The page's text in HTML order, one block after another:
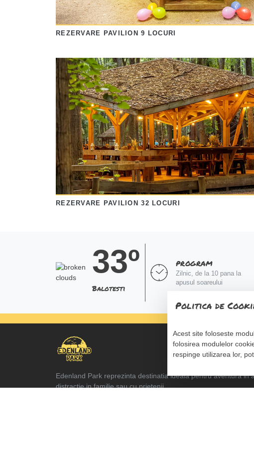
Politica de
Acest site foloseste
folosirea modulelor
respinge utilizarea lor,
REZERVARE PAVILION 9 LOCURI
REZERVARE PAVILION 32 LOCURI
33º
Balotesti
PROGRAM
Zilnic, de la 10 pana la
apusul soareului
Edenland Park reprezinta destinatia ideala pentru aventura in
distractie in familie sau cu prietenii.